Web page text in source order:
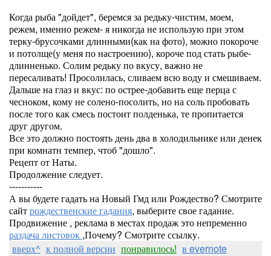
Когда рыба "дойдет", беремся за редьку-чистим, моем,
режем, именно режем- я никогда не использую при этом
терку-брусочками длинными(как на фото), можно покороче
и потолще(у меня по настроению), короче под стать рыбе-
длинненько. Солим редьку по вкусу, важно не
пересаливать! Просолилась, сливаем всю воду и смешиваем.
Дальше на глаз и вкус: по острее-добавить еще перца с
чесноком, кому не солено-посолить, но на соль пробовать
после того как смесь постоит полденька, те пропитается
друг другом.
Все это должно постоять день два в холодильнике или денек
при комнатн темпер, чтоб "дошло".
Рецепт от Наты.
Продолжение следует.
-----------
А вы будете гадать на Новый Гмд или Рождество? Смотрите
сайтрождественские гадания, выберите свое гадание.
Продвижение , реклама в местах продаж это непременно
раздача листовок ,Почему? Смотрите ссылку.
вверх^ к полной версии понравилось! в evernote